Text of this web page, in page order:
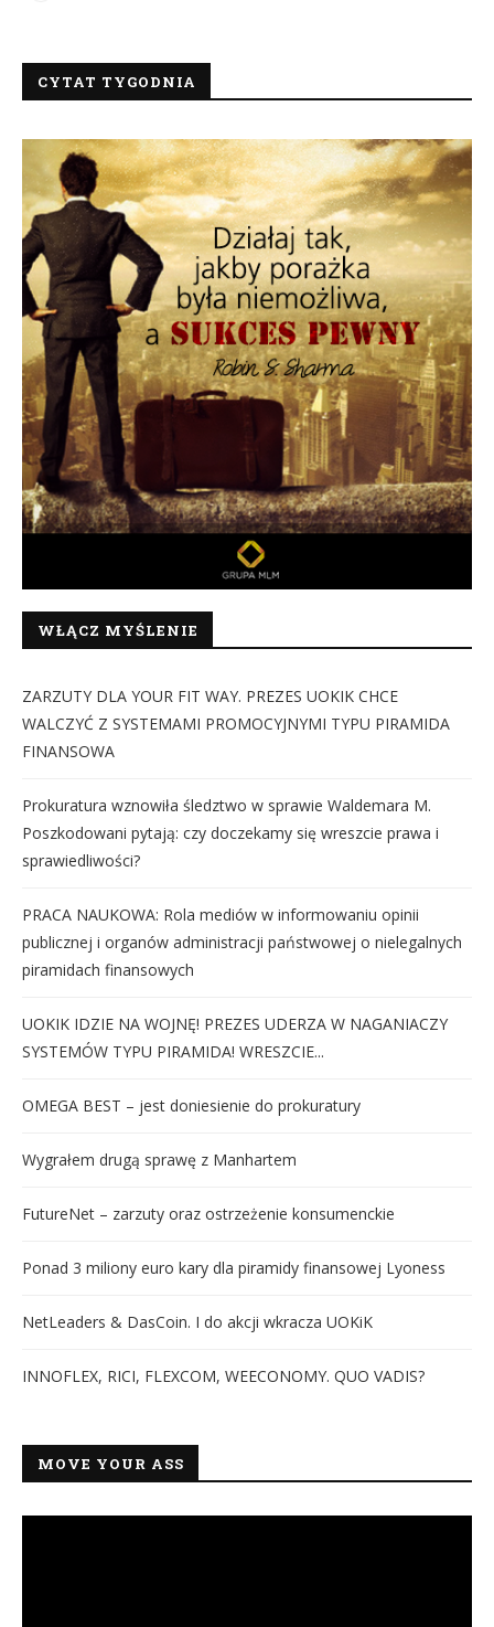
CYTAT TYGODNIA
WŁĄCZ MYŚLENIE
ZARZUTY DLA YOUR FIT WAY. PREZES UOKIK CHCE
WALCZYĆ Z SYSTEMAMI PROMOCYJNYMI TYPU PIRAMIDA
FINANSOWA
Prokuratura wznowiła śledztwo w sprawie Waldemara M.
Poszkodowani pytają: czy doczekamy się wreszcie prawa i
sprawiedliwości?
PRACA NAUKOWA: Rola mediów w informowaniu opinii
publicznej i organów administracji państwowej o nielegalnych
piramidach finansowych
UOKIK IDZIE NA WOJNĘ! PREZES UDERZA W NAGANIACZY
SYSTEMÓW TYPU PIRAMIDA! WRESZCIE...
OMEGA BEST – jest doniesienie do prokuratury
Wygrałem drugą sprawę z Manhartem
FutureNet – zarzuty oraz ostrzeżenie konsumenckie
Ponad 3 miliony euro kary dla piramidy finansowej Lyoness
NetLeaders & DasCoin. I do akcji wkracza UOKiK
INNOFLEX, RICI, FLEXCOM, WEECONOMY. QUO VADIS?
MOVE YOUR ASS